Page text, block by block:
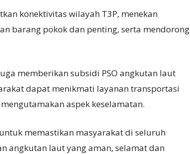
konektivitas wilayah T3P, menekan
barang pokok dan penting, serta mendorong
memberikan subsidi PSO angkutan laut
dapat menikmati layanan transportasi
aspek keselamatan.
memastikan masyarakat di seluruh
angkutan laut yang aman, selamat dan